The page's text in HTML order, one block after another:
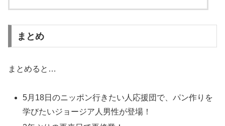
まとめ
まとめると…
5月18日のニッポン行きたい人応援団で、パン作りを
学びたいジョージア人男性が登場！